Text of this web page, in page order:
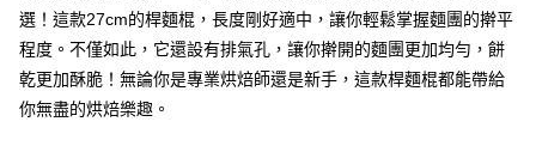
AFTEE先享後付是「在收到商品之後才付款」的支付方式。 讓您購物簡單
便利好安心！
１．簡單：不需註冊會員、不需綁卡、不需儲值。
２．便利：只要手機號碼，簡訊認證，即可結帳。
全家取貨付款-重量限制含紙箱10kg，請控制商品重量在9~9.5
選！這款27cm的桿麵棍，長度剛好適中，讓你輕鬆掌握麵團的擀平
程度。不僅如此，它還設有排氣孔，讓你擀開的麵團更加均勻，餅
乾更加酥脆！無論你是專業烘焙師還是新手，這款桿麵棍都能帶給
你無盡的烘焙樂趣。